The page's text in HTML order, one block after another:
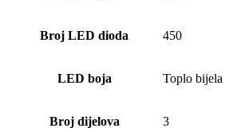
Broj LED dioda 450
LED boja Toplo bijela
Broj dijelova 3